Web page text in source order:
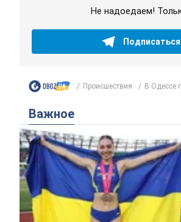
Не надоедаем!
Подписаться
Происшествия В Одессе
Важное